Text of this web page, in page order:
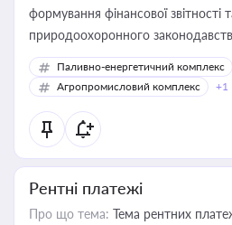
формування фінансової звітності
природоохоронного
Паливно-енергетичний комплекс
Агропромисловий комплекс
+1
Рентні платежі
Про що тема: Тема рентних